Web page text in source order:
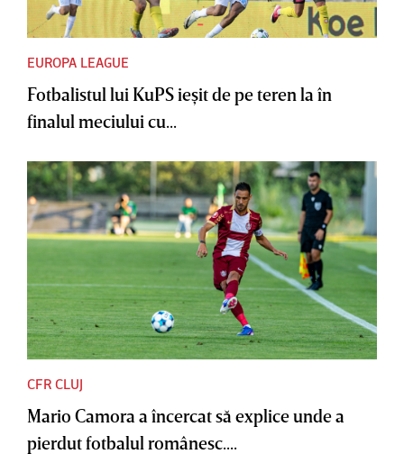
EUROPA LEAGUE
Fotbalistul lui KuPS ieşit de pe teren la în
finalul meciului cu...
CFR CLUJ
Mario Camora a încercat să explice unde a
pierdut fotbalul românesc....